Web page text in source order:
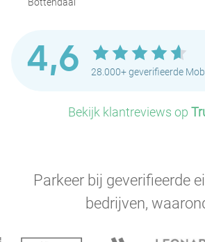
4,6 28.000+ geverifieerde
Bekijk klantreviews op
Parkeer bij geverifieerde
bedrijven,